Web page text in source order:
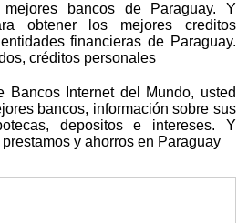
bancos de Paraguay. Y
obtener los mejores creditos
financieras de Paraguay.
créditos personales
Bancos Internet del Mundo, usted
bancos, información sobre sus
depositos e intereses. Y
y ahorros en Paraguay